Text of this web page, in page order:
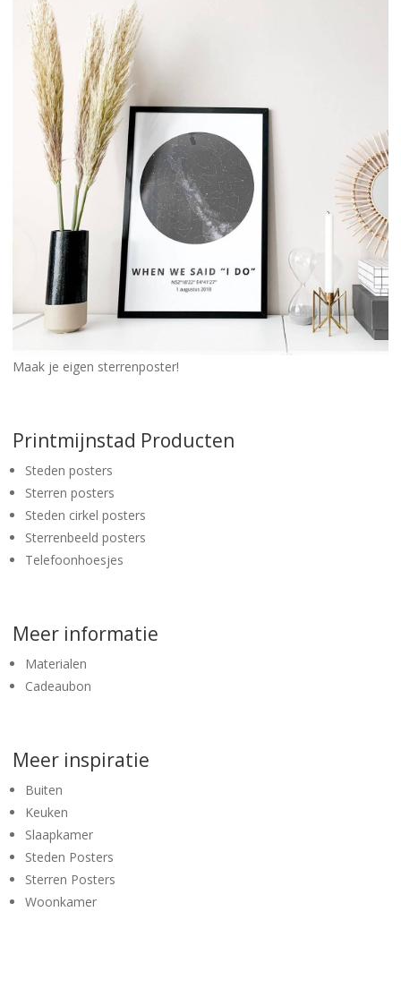
Maak je eigen sterrenposter!
Printmijnstad Producten
Steden posters
Sterren posters
Steden cirkel posters
Sterrenbeeld posters
Telefoonhoesjes
Meer informatie
Materialen
Cadeaubon
Meer inspiratie
Buiten
Keuken
Slaapkamer
Steden Posters
Sterren Posters
Woonkamer